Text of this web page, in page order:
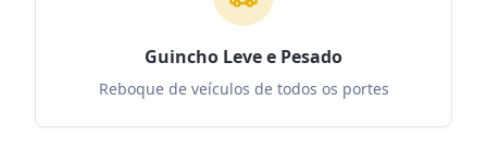
Guincho Leve e Pesado
Reboque de veículos de todos os portes